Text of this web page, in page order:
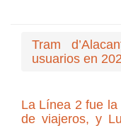
Tram
usuarios en
La Línea 2 fue
de viajeros, y